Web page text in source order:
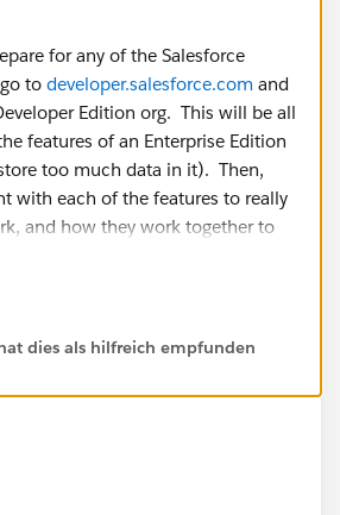
for any of the Salesforce
to developer.salesforce.com and
Edition org. This will be all
features of an Enterprise Edition
too much data in it). Then,
with each of the features to really
and how they work together to
dies als hilfreich empfunden